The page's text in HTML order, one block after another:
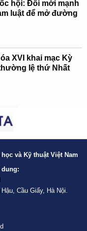
hội: Đổi mới mạnh
luật để mở đường
XVI khai mạc Kỳ
lệ thứ Nhất
và Kỹ thuật Việt Nam
Cầu Giấy, Hà Nội.